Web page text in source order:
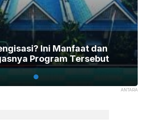
ANTARA
Ini Manfaat dan
Program Tersebut